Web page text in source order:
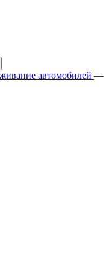
автомобилей —